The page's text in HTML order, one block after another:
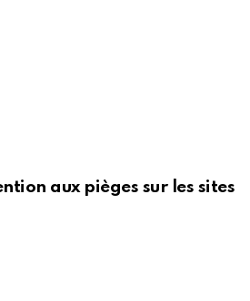
aux pièges sur les sites